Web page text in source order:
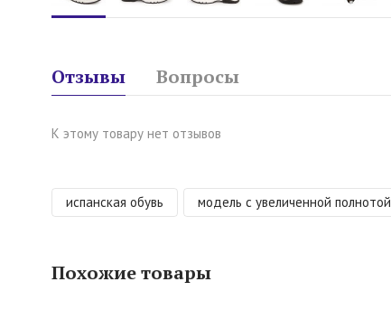
Отзывы Вопросы
К этому товару нет отзывов
испанская обувь модель с увеличенной полнотой
Похожие товары